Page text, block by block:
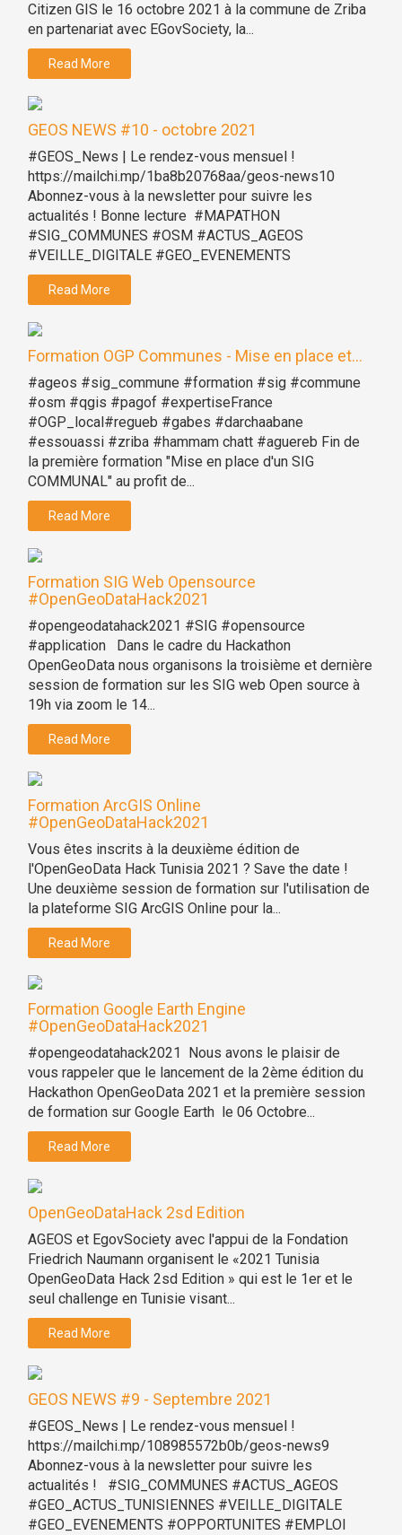
Citizen GIS le 16 octobre 2021 à la commune de Zriba
en partenariat avec EGovSociety, la...
Read More
GEOS NEWS #10 - octobre 2021
#GEOS_News | Le rendez-vous mensuel !
https://mailchi.mp/1ba8b20768aa/geos-news10
Abonnez-vous à la newsletter pour suivre les
actualités ! Bonne lecture #MAPATHON
#SIG_COMMUNES #OSM #ACTUS_AGEOS
#VEILLE_DIGITALE #GEO_EVENEMENTS
Read More
Formation OGP Communes - Mise en place et...
#ageos #sig_commune #formation #sig #commune
#osm #qgis #pagof #expertiseFrance
#OGP_local#regueb #gabes #darchaabane
#essouassi #zriba #hammam chatt #aguereb Fin de
la première formation "Mise en place d'un SIG
COMMUNAL" au profit de...
Read More
Formation SIG Web Opensource
#OpenGeoDataHack2021
#opengeodatahack2021 #SIG #opensource
#application Dans le cadre du Hackathon
OpenGeoData nous organisons la troisième et dernière
session de formation sur les SIG web Open source à
19h via zoom le 14...
Read More
Formation ArcGIS Online
#OpenGeoDataHack2021
Vous êtes inscrits à la deuxième édition de
l'OpenGeoData Hack Tunisia 2021 ? Save the date !
Une deuxième session de formation sur l'utilisation de
la plateforme SIG ArcGIS Online pour la...
Read More
Formation Google Earth Engine
#OpenGeoDataHack2021
#opengeodatahack2021 Nous avons le plaisir de
vous rappeler que le lancement de la 2ème édition du
Hackathon OpenGeoData 2021 et la première session
de formation sur Google Earth le 06 Octobre...
Read More
OpenGeoDataHack 2sd Edition
AGEOS et EgovSociety avec l'appui de la Fondation
Friedrich Naumann organisent le «2021 Tunisia
OpenGeoData Hack 2sd Edition » qui est le 1er et le
seul challenge en Tunisie visant...
Read More
GEOS NEWS #9 - Septembre 2021
#GEOS_News | Le rendez-vous mensuel !
https://mailchi.mp/108985572b0b/geos-news9
Abonnez-vous à la newsletter pour suivre les
actualités ! #SIG_COMMUNES #ACTUS_AGEOS
#GEO_ACTUS_TUNISIENNES #VEILLE_DIGITALE
#GEO_EVENEMENTS #OPPORTUNITES #EMPLOI